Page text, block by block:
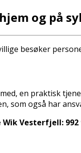
og på
besøker
en praktisk
som også har
Wik Vesterfjell: 992